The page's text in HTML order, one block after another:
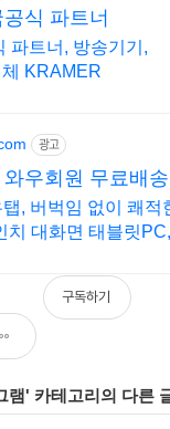
식 파트너
파트너, 방송기기,
KRAMER
광고
우회원 무료배
, 버벅임 없이 쾌적
치 대화면 태블릿
구독하기
램' 카테고리의 다른